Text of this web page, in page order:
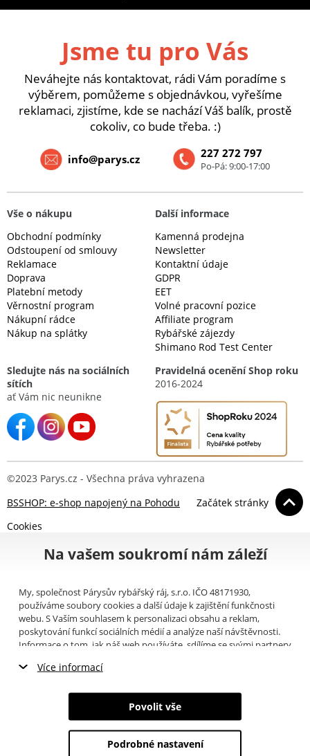
Jsme tu pro Vás
Neváhejte nás kontaktovat, rádi Vám poradíme s
výběrem, pomůžeme s objednávkou, vyřešíme
reklamaci, zjistíme, kde se nachází Váš balík, prostě
cokoliv, co bude třeba. :)
227 272 797
Po-Pá: 9:00-17:00
info@parys.cz
Vše o nákupu
Obchodní podmínky
Odstoupení od smlouvy
Reklamace
Doprava
Platební metody
Věrnostní program
Nákupní rádce
Nákup na splátky
Další informace
Kamenná prodejna
Newsletter
Kontaktní údaje
GDPR
EET
Volné pracovní pozice
Affiliate program
Rybářské zájezdy
Shimano Rod Test Center
Sledujte nás na sociálních
sítích
ať Vám nic neunikne
Pravidelná ocenění Shop roku
2016-2024
©2023 Parys.cz - Všechna práva vyhrazena
BSSHOP: e-shop napojený na Pohodu
Začátek stránky
Cookies
Na vašem soukromí nám záleží
My, společnost Párysův rybářský ráj, s.r.o. IČO 48171930,
používáme soubory cookies a další údaje k zajištění funkčnosti
webu. S Vaším souhlasem k personalizaci obsahu a reklam,
poskytování funkcí sociálních médií a analýze naší návštěvnosti.
Informace o tom, jak náš web používáte, sdílíme se svými partnery
můžete přečíst, jak tyto informace Google používá. Partneři tyto
poskytli nebo které získali v důsledku toho, že používáte jejich
služby. Tyto údaje zahrnují cookies, data z dalších úložišť, IP
adresu a další informace spojené s prohlížením webu. Svůj souhlas
Více informací
Nezbytné cookies
Marketingové cookies
Povolit vše
Podrobné nastavení